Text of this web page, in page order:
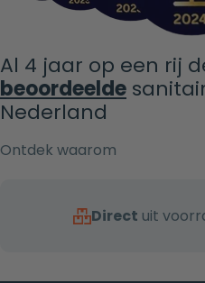
Al 4 jaar op een rij
beoordeelde
Nederland
Ontdek waarom
Direct uit